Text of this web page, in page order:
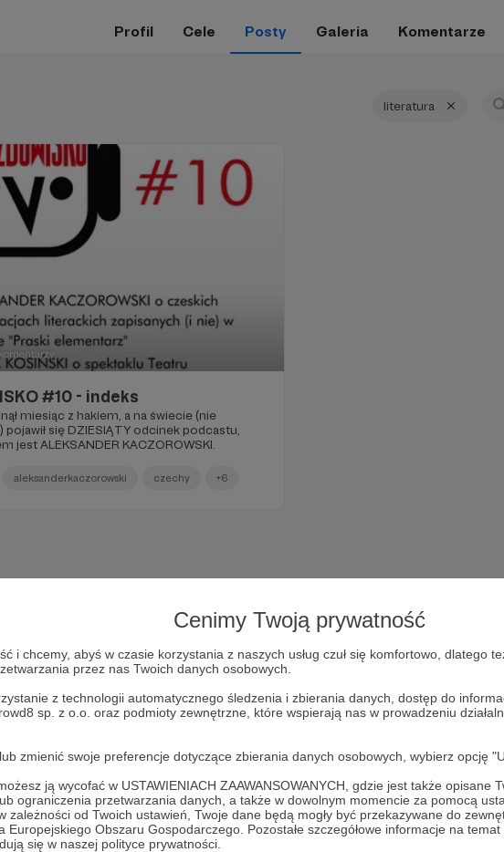
Cenimy Twoją prywatność
i chcemy, abyś w czasie korzystania z naszych usług czuł się komfortowo, dlatego
przez nas Twoich danych osobowych.
z technologii automatycznego śledzenia i zbierania danych, dostęp do
sp. z o.o. oraz podmioty zewnętrzne, które wspierają nas w prowadzeniu
zmienić swoje preferencje dotyczące zbierania danych osobowych, wybierz opcję
ją wycofać w USTAWIENIACH ZAAWANSOWANYCH, gdzie jest także opisane
ograniczenia przetwarzania danych, a także w dowolnym momencie za pomocą
zależności od Twoich ustawień, Twoje dane będą mogły być przekazywane do
Europejskiego Obszaru Gospodarczego. Pozostałe szczegółowe informacje na
się w naszej polityce prywatności.
Profil Cele Posty Galeria Komentarze
literatura
#10 - indeks
miesiąc z hakiem, a na świecie (nie
się DZIESIĄTY odcinek podcastu,
jest ALEKSANDER KACZOROWSKI.
aleksanderkaczorowski czechy +6
Dołącz do grona Patronów!
Wesprzyj działalność AutoraTeresa Drozdajuż teraz!